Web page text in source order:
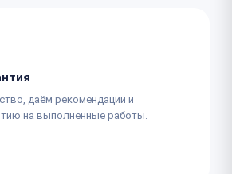
даём рекомендации и
на выполненные работы.